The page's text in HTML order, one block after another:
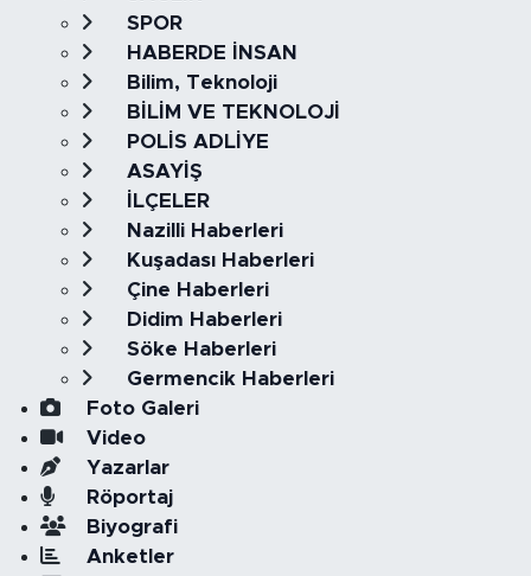
SPOR
HABERDE İNSAN
Bilim, Teknoloji
BİLİM VE TEKNOLOJİ
POLİS ADLİYE
ASAYİŞ
İLÇELER
Nazilli Haberleri
Kuşadası Haberleri
Çine Haberleri
Didim Haberleri
Söke Haberleri
Germencik Haberleri
Foto Galeri
Video
Yazarlar
Röportaj
Biyografi
Anketler